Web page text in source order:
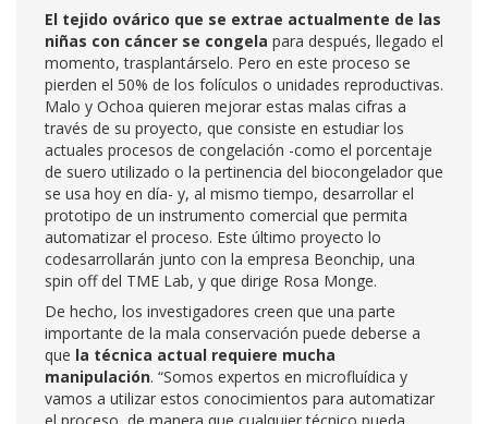
El tejido ovárico que se extrae actualmente de las
niñas con cáncer se congela para después, llegado el
momento, trasplantárselo. Pero en este proceso se
pierden el 50% de los folículos o unidades reproductivas.
Malo y Ochoa quieren mejorar estas malas cifras a
través de su proyecto, que consiste en estudiar los
actuales procesos de congelación -como el porcentaje
de suero utilizado o la pertinencia del biocongelador que
se usa hoy en día- y, al mismo tiempo, desarrollar el
prototipo de un instrumento comercial que permita
automatizar el proceso. Este último proyecto lo
codesarrollarán junto con la empresa Beonchip, una
spin off del TME Lab, y que dirige Rosa Monge.
De hecho, los investigadores creen que una parte
importante de la mala conservación puede deberse a
que la técnica actual requiere mucha
manipulación. “Somos expertos en microfluídica y
vamos a utilizar estos conocimientos para automatizar